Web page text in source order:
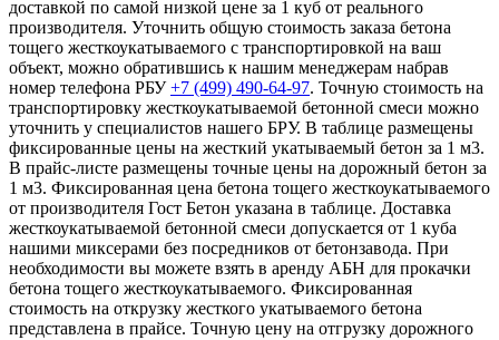
доставкой по самой низкой цене за 1 куб от реального
производителя. Уточнить общую стоимость заказа бетона
тощего жесткоукатываемого с транспортировкой на ваш
объект, можно обратившись к нашим менеджерам набрав
номер телефона РБУ+7 (499) 490-64-97. Точную стоимость на
транспортировку жесткоукатываемой бетонной смеси можно
уточнить у специалистов нашего БРУ. В таблице размещены
фиксированные цены на жесткий укатываемый бетон за 1 м3.
В прайс-листе размещены точные цены на дорожный бетон за
1 м3. Фиксированная цена бетона тощего жесткоукатываемого
от производителя Гост Бетон указана в таблице. Доставка
жесткоукатываемой бетонной смеси допускается от 1 куба
нашими миксерами без посредников от бетонзавода. При
необходимости вы можете взять в аренду АБН для прокачки
бетона тощего жесткоукатываемого. Фиксированная
стоимость на открузку жесткого укатываемого бетона
представлена в прайсе. Точную цену на отгрузку дорожного